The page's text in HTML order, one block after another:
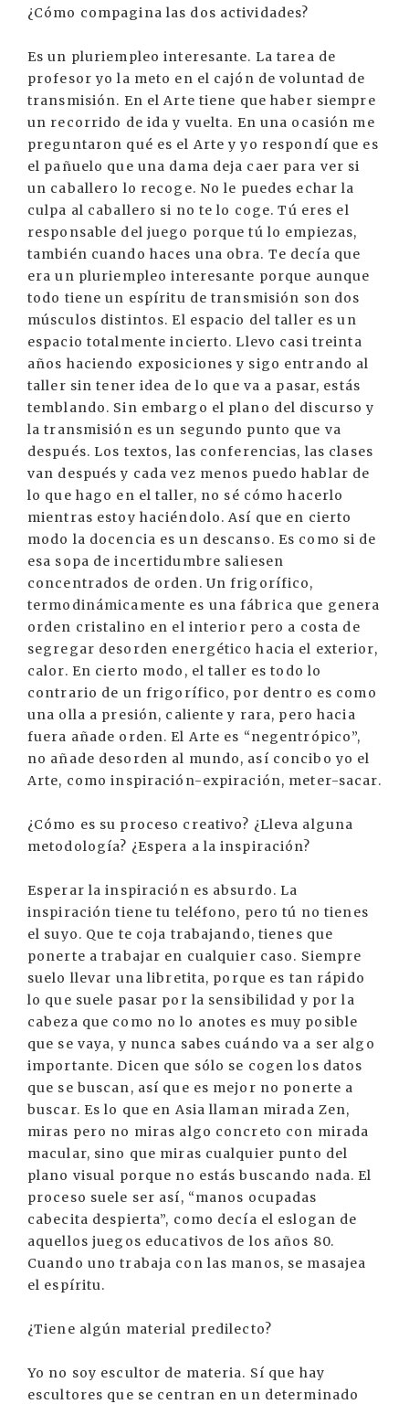
¿Cómo compagina las dos actividades?
Es un pluriempleo interesante. La tarea de
profesor yo la meto en el cajón de voluntad de
transmisión. En el Arte tiene que haber siempre
un recorrido de ida y vuelta. En una ocasión me
preguntaron qué es el Arte y yo respondí que es
el pañuelo que una dama deja caer para ver si
un caballero lo recoge. No le puedes echar la
culpa al caballero si no te lo coge. Tú eres el
responsable del juego porque tú lo empiezas,
también cuando haces una obra. Te decía que
era un pluriempleo interesante porque aunque
todo tiene un espíritu de transmisión son dos
músculos distintos. El espacio del taller es un
espacio totalmente incierto. Llevo casi treinta
años haciendo exposiciones y sigo entrando al
taller sin tener idea de lo que va a pasar, estás
temblando. Sin embargo el plano del discurso y
la transmisión es un segundo punto que va
después. Los textos, las conferencias, las clases
van después y cada vez menos puedo hablar de
lo que hago en el taller, no sé cómo hacerlo
mientras estoy haciéndolo. Así que en cierto
modo la docencia es un descanso. Es como si de
esa sopa de incertidumbre saliesen
concentrados de orden. Un frigorífico,
termodinámicamente es una fábrica que genera
orden cristalino en el interior pero a costa de
segregar desorden energético hacia el exterior,
calor. En cierto modo, el taller es todo lo
contrario de un frigorífico, por dentro es como
una olla a presión, caliente y rara, pero hacia
fuera añade orden. El Arte es “negentrópico”,
no añade desorden al mundo, así concibo yo el
Arte, como inspiración-expiración, meter-sacar.
¿Cómo es su proceso creativo? ¿Lleva alguna
metodología? ¿Espera a la inspiración?
Esperar la inspiración es absurdo. La
inspiración tiene tu teléfono, pero tú no tienes
el suyo. Que te coja trabajando, tienes que
ponerte a trabajar en cualquier caso. Siempre
suelo llevar una libretita, porque es tan rápido
lo que suele pasar por la sensibilidad y por la
cabeza que como no lo anotes es muy posible
que se vaya, y nunca sabes cuándo va a ser algo
importante. Dicen que sólo se cogen los datos
que se buscan, así que es mejor no ponerte a
buscar. Es lo que en Asia llaman mirada Zen,
miras pero no miras algo concreto con mirada
macular, sino que miras cualquier punto del
plano visual porque no estás buscando nada. El
proceso suele ser así, “manos ocupadas
cabecita despierta”, como decía el eslogan de
aquellos juegos educativos de los años 80.
Cuando uno trabaja con las manos, se masajea
el espíritu.
¿Tiene algún material predilecto?
Yo no soy escultor de materia. Sí que hay
escultores que se centran en un determinado